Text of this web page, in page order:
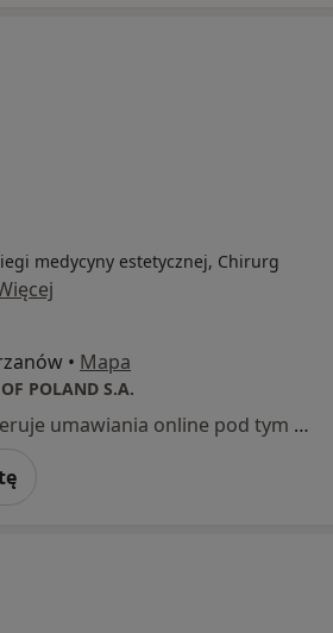
medycyny estetycznej, Chirurg
• Mapa
POLAND S.A.
Specjalista nie oferuje umawiania online pod tym adresem.